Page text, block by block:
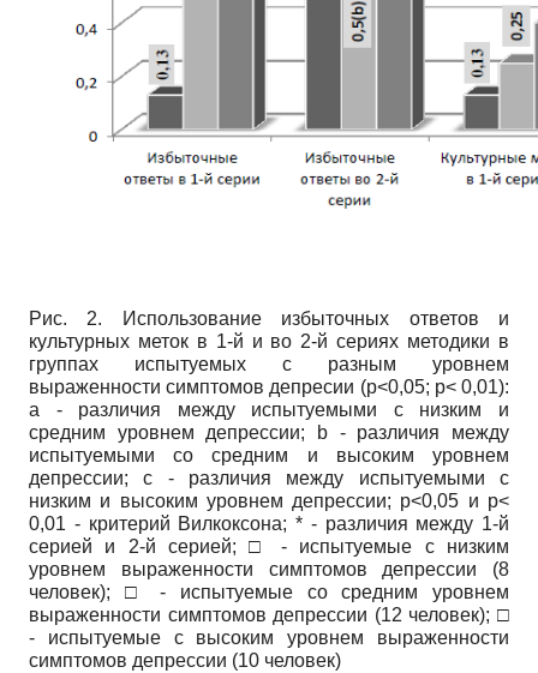
Рис. 2. Использование избыточных ответов и
культурных меток в 1-й и во 2-й сериях методики в
группах испытуемых с разным уровнем
выраженности симптомов депресии (р<0,05; р< 0,01):
а - различия между испытуемыми с низким и
средним уровнем депрессии;
b - различия между
испытуемыми со средним и высоким уровнем
депрессии;c - различия между испытуемыми с
низким и высоким уровнем депрессии; р<0,05 и р<
0,01 - критерий Вилкоксона; * - различия между 1-й
серией и 2-й серией; □ - испытуемые с низким
уровнем выраженности симптомов депрессии (8
человек); □ - испытуемые со средним уровнем
выраженности симптомов депрессии (12 человек); □
- испытуемые с высоким уровнем выраженности
симптомов депрессии (10 человек)